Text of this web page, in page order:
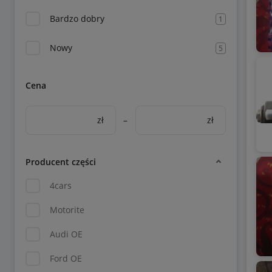
Bardzo dobry 1
Nowy 5
Cena
zł – zł
Producent części
4cars
Motorite
Audi OE
Ford OE